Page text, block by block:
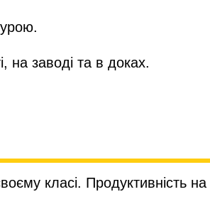
на заводі та в доках.
класі. Продуктивність